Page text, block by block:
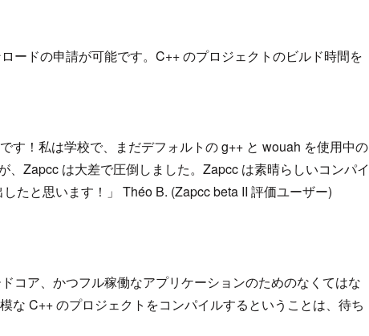
ードの申請が可能です。C++ のプロジェクトのビルド時間を
す！私は学校で、まだデフォルトの g++ と wouah を使用中の
Zapcc は大差で圧倒しました。Zapcc は素晴らしいコンパイ
たと思います！」 Théo B. (Zapcc beta II 評価ユーザー)
コア、かつフル稼働なアプリケーションのためのなくてはな
な C++ のプロジェクトをコンパイルするということは、待ち